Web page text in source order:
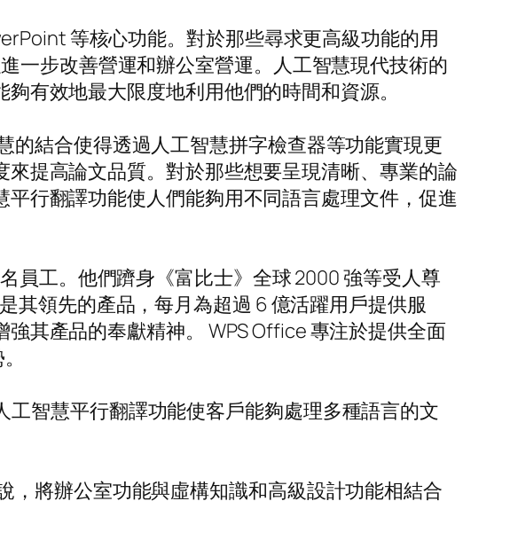
等核心功能。對於那些尋求更高級功能的用
一步改善營運和辦公室營運。人工智慧現代技術的
有效地最大限度地利用他們的時間和資源。
的結合使得透過人工智慧拼字檢查器等功能實現更
提高論文品質。對於那些想要呈現清晰、專業的論
行翻譯功能使人們能夠用不同語言處理文件，促進
員工。他們躋身《富比士》全球 2000 強等受人尊
其領先的產品，每月為超過 6 億活躍用戶提供服
其產品的奉獻精神。 WPS Office 專注於提供全面
智慧平行翻譯功能使客戶能夠處理多種語言的文
，將辦公室功能與虛構知識和高級設計功能相結合